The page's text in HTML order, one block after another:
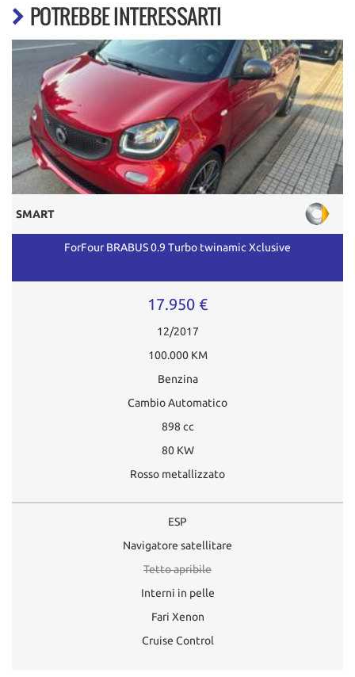
POTREBBE INTERESSARTI
SMART
ForFour BRABUS 0.9 Turbo twinamic Xclusive
17.950 €
12/2017
100.000 KM
Benzina
Cambio Automatico
898 cc
80 KW
Rosso metallizzato
ESP
Navigatore satellitare
Tetto apribile
Interni in pelle
Fari Xenon
Cruise Control